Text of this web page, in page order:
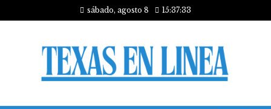
sábado, agosto 8 15:37:33